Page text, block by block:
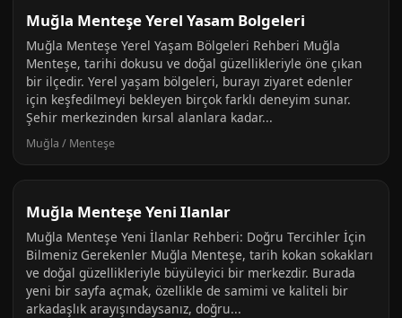
Muğla Menteşe Yerel Yasam Bolgeleri
Muğla Menteşe Yerel Yaşam Bölgeleri Rehberi Muğla
Menteşe, tarihi dokusu ve doğal güzellikleriyle öne çıkan
bir ilçedir. Yerel yaşam bölgeleri, burayı ziyaret edenler
için keşfedilmeyi bekleyen birçok farklı deneyim sunar.
Şehir merkezinden kırsal alanlara kadar...
Muğla / Menteşe
Muğla Menteşe Yeni Ilanlar
Muğla Menteşe Yeni İlanlar Rehberi: Doğru Tercihler İçin
Bilmeniz Gerekenler Muğla Menteşe, tarih kokan sokakları
ve doğal güzellikleriyle büyüleyici bir merkezdir. Burada
yeni bir sayfa açmak, özellikle de samimi ve kaliteli bir
arkadaşlık arayışındaysanız, doğru...